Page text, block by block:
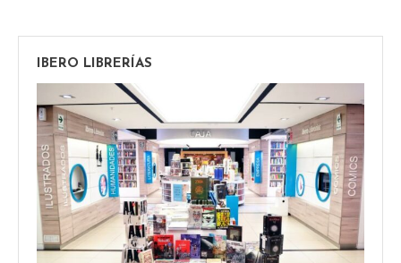
IBERO LIBRERÍAS